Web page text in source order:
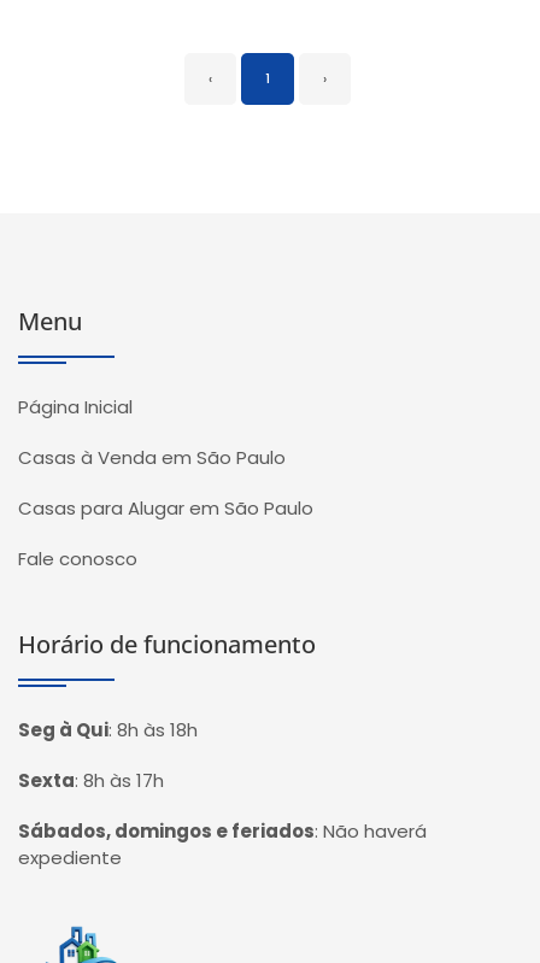
‹ 1 ›
Menu
Página Inicial
Casas à Venda em São Paulo
Casas para Alugar em São Paulo
Fale conosco
Horário de funcionamento
Seg à Qui: 8h às 18h
Sexta: 8h às 17h
Sábados, domingos e feriados: Não haverá
expediente
Página inicial